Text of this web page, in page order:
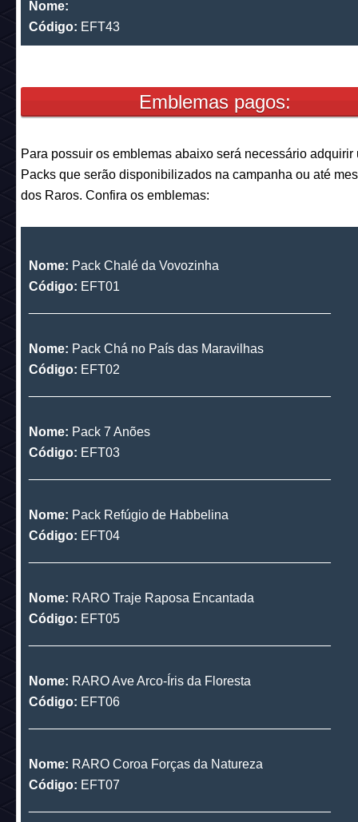
Nome:
Código: EFT41
2019 Easter Egg (10/10)
______________________________________
Nome:
Para possuir os emblemas abaixo será necessário adquirir
Packs que serão disponibilizados na campanha ou até
Nome:Pack Chalé da Vovozinha
Código:EFT01
Nome:Pack Chá no País das Maravilhas
Código:EFT02
Nome:Pack 7 Anões
Código:EFT03
Nome:Pack Refúgio de Habbelina
Código:EFT04
Nome:RARO Traje Raposa Encantada
Código:EFT05